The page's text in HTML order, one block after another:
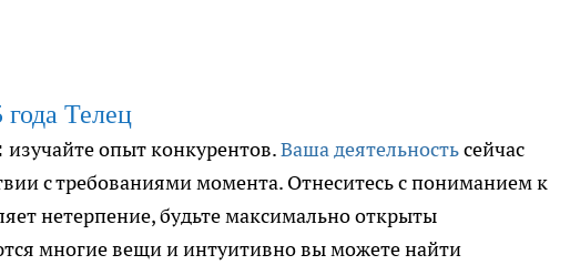
года Телец
изучайте опыт конкурентов.Ваша деятельностьсейчас
с требованиями момента. Отнеситесь с пониманием к
нетерпение, будьте максимально открыты
многие вещи и интуитивно вы можете найти